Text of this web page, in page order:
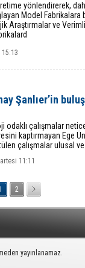
yönlendirerek,
Model
Araştırmalar ve
15:13
Şanlıer’in
odaklı çalışmalar
kaptırmayan Ege
çalışmalar ulusal
11:11
2
yayınlanamaz.